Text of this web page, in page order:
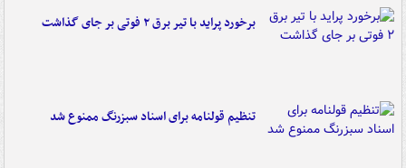
برخورد پراید با تیر برق ۲ فوتی بر جای گذاشت
تنظیم قولنامه برای اسناد سبزرنگ ممنوع شد